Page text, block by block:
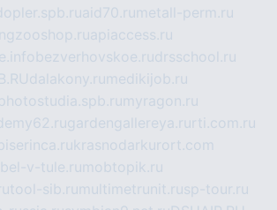
aid70.ru metall-perm.ru
apiaccess.ru
bezverhovskoe.rudrsschool.ru
dalakony.ru medikijob.ru
photostudia.spb.ru myragon.ru
gardengallereya.ru rti.com.ru
krasnodarkurort.com
v-tule.ru mobtopik.ru
tool-sib.ru multimetrunit.rusp-tour.ru